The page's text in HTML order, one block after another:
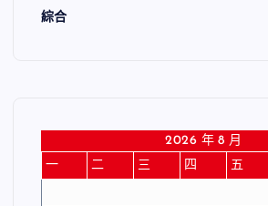
綜合
2026 年 8 月
一
二 三 四 五